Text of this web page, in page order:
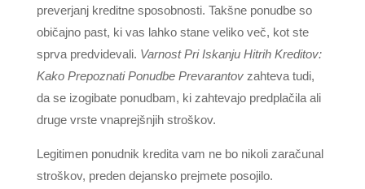
preverjanj kreditne sposobnosti. Takšne ponudbe so
običajno past, ki vas lahko stane veliko več, kot ste
sprva predvidevali. Varnost Pri Iskanju Hitrih Kreditov:
Kako Prepoznati Ponudbe Prevarantovzahteva tudi,
da se izogibate ponudbam, ki zahtevajo predplačila ali
druge vrste vnaprejšnjih stroškov.
Legitimen ponudnik kredita vam ne bo nikoli zaračunal
stroškov, preden dejansko prejmete posojilo.